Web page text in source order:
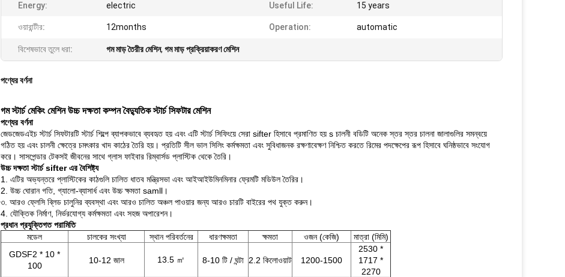
Energy: electric Useful Life: 15 years
ওয়ারান্টীর: 12months Operation: automatic
বিশেষভাবে তুলে ধরা: গম মাড় তৈরীর মেশিন, গম মাড় প্রক্রিয়াকরণ মেশিন
পণ্যের বর্ণনা
গম স্টার্চ মেকিং মেশিন উচ্চ দক্ষতা কম্পন বৈদ্যুতিক স্টার্চ সিফটার মেশিন
পণ্যের বর্ণনা
জেডজেডএইচ স্টার্চ সিফটারটি স্টার্চ শিল্পে ব্যাপকভাবে ব্যবহৃত হয় এবং এটি স্টার্চ সিফিংয়ে সেরা sifter হিসাবে প্রমাণিত হয় s চালনী বডিটি অনেক স্তর স্তর চালনা জালাগুলির সমন্বয়ে
গঠিত হয় এবং চালনী ক্ষেত্রে চমৎকার খাদ কাঠের তৈরি হয়। প্রতিটি সীল ভাল সিলিং কর্মক্ষমতা এবং সুবিধাজনক রক্ষণাবেক্ষণ নিশ্চিত করতে রিমের পদক্ষেপের রূপ হিসাবে ঘনিষ্ঠভাবে সংযোগ
করে। সাসপেন্ডার টেকসই জীবনের সাথে গ্লাস ফাইবার রিম্বার্সড প্লাস্টিক থেকে তৈরি।
উচ্চ দক্ষতা স্টার্চ sifter এর বৈশিষ্ট্য
1. এটির অভ্যন্তরে প্লাস্টিকের কাঠগুলি চালিত ধাতব মন্ত্রিসভা এবং আইআইউমিনমিনার ফ্রেমটি মডিউল তৈরির।
2. উচ্চ ঘোরান গতি, গ্যালো-ব্যাসার্ধ এবং উচ্চ ক্ষমতা samll।
৩. আরও ফ্লেসি ব্লিড চালুনির ব্যবস্থা এবং আরও চালিত অঞ্চল পাওয়ার জন্য আরও চারটি বাইরের পথ যুক্ত করুন।
4. যৌক্তিক নির্মাণ, নির্ভরযোগ্য কর্মক্ষমতা এবং সহজ অপারেশন।
প্রধান প্রযুক্তিগত পরামিতি
মডেল
চালকের সংখ্যা স্থান পরিবর্তনের ধারণক্ষমতা ক্ষমতা ওজন (কেজি)
মাত্রা (মিমি)
GDSF2 * 10 *
100
10-12 জাল 13.5 ㎡ 8-10 টি / ঘন্টা 2.2 কিলোওয়াট 1200-1500
2530 *
1717 *
2270